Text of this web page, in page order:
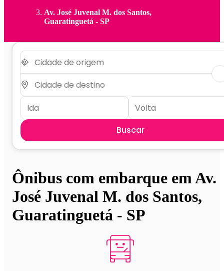
Av. José Juvenal M. dos Santos,
Guaratinguetá - SP
Buscar
Ônibus com embarque em Av.
José Juvenal M. dos Santos,
Guaratinguetá - SP